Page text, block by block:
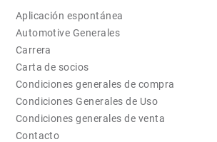
Aplicación espontánea
Automotive Generales
Carrera
Carta de socios
Condiciones generales de compra
Condiciones Generales de Uso
Condiciones generales de venta
Contacto